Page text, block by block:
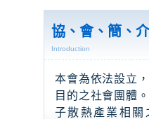
協、會、簡、介
Introduction
本會為依法設立
目的之社會團體
子散熱產業相關